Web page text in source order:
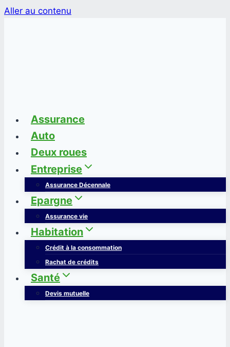
Aller au contenu
Assurance
Auto
Deux roues
Entreprise
Assurance Décennale
Epargne
Assurance vie
Habitation
Crédit à la consommation
Rachat de crédits
Santé
Devis mutuelle